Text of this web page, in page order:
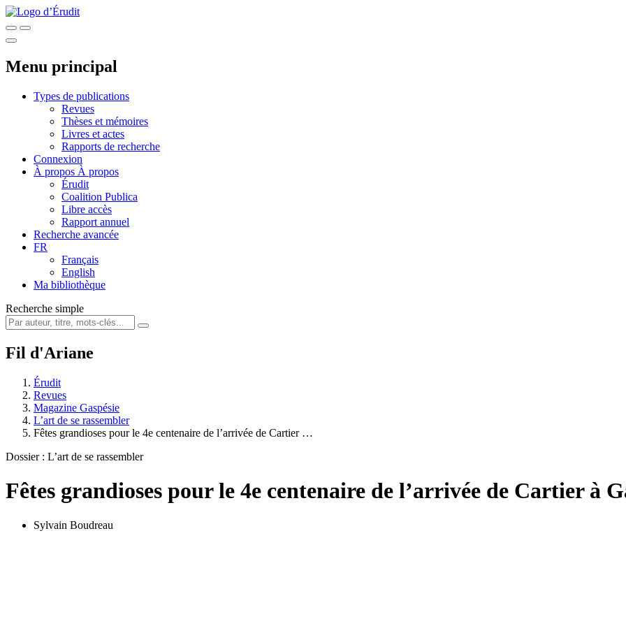
Menu principal
Types de publications
Revues
Thèses et mémoires
Livres et actes
Rapports de recherche
Connexion
À propos À propos
Érudit
Coalition Publica
Libre accès
Rapport annuel
Recherche avancée
FR
Français
English
Ma bibliothèque
Recherche simple
Fil d'Ariane
Érudit
Revues
Magazine Gaspésie
L’art de se rassembler
Fêtes grandioses pour le 4e centenaire de l’arrivée de Cartier …
Dossier : L’art de se rassembler
Fêtes grandioses pour le 4e centenaire de l’arrivée de Cartier à
Sylvain Boudreau